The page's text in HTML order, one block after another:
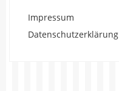
Impressum
Datenschutzerklärung